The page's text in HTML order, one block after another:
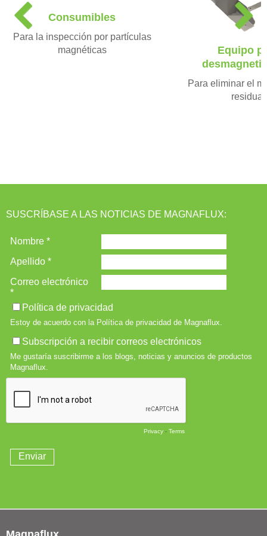
Consumibles
Para la inspección por partículas
magnéticas
Equipo
Para eliminar el
residual
e
N
e
SUSCRÍBASE A LAS NOTICIAS DE MAGNAFLUX: